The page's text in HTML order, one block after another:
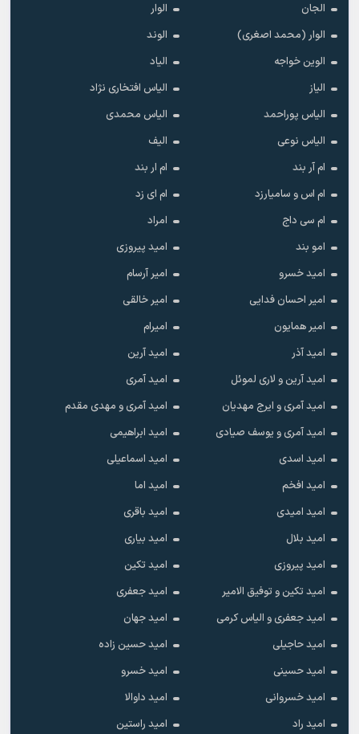
الجان
الوار
الوار (محمد اصغری)
الوند
الوین خواجه
الیاد
الیاز
الیاس افتخاری نژاد
الیاس پوراحمد
الیاس محمدی
الیاس نوعی
الیف
ام آر بند
ام ار بند
ام اس و سامیارزد
ام ای زد
ام سی داج
امراد
امو بند
امید پیروزی
امید خسرو
امیر آرسام
امیر احسان فدایی
امیر خالقى
امیر همایون
امیرام
امید آذر
امید آرین
امید آرین و لاری لموئل
امید آمری
امید آمری و ایرج مهدیان
امید آمری و مهدی مقدم
امید آمری و یوسف صیادی
امید ابراهیمی
امید اسدی
امید اسماعیلی
امید افخم
امید اما
امید امیدی
امید باقری
امید بلال
امید بیاری
امید پیروزی
امید تکین
امید تکین و توفیق الامیر
امید جعفری
امید جعفری و الیاس کرمی
امید جهان
امید حاجیلی
امید حسین زاده
امید حسینی
امید خسرو
امید خسروانی
امید داوالا
امید راد
امید راستین